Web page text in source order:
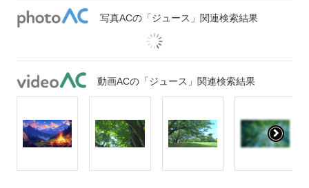
写真ACの「ジュース」関連検索結果
動画ACの「ジュース」関連検索結果